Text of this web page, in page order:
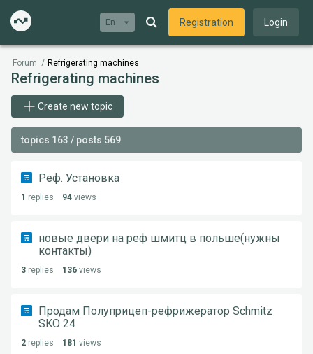
En Registration Login
Forum / Refrigerating machines
Refrigerating machines
Create new topic
topics 163 / posts 569
Реф. Установка
1 replies 94 views
новые двери на реф шмитц в польше(нужны
контакты)
3 replies 136 views
Продам Полуприцеп-рефрижератор Schmitz
SKO 24
2 replies 181 views